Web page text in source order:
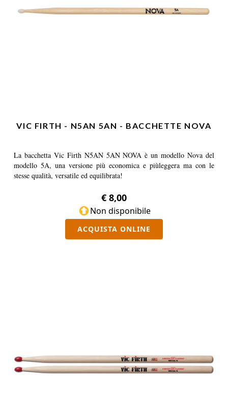
VIC FIRTH - N5AN 5AN - BACCHETTE NOVA
La bacchetta Vic Firth N5AN 5AN NOVA è un modello Nova del
modello 5A, una versione più economica e piùleggera ma con le
stesse qualità, versatile ed equilibrata!
€ 8,00
Non disponibile
ACQUISTA ONLINE